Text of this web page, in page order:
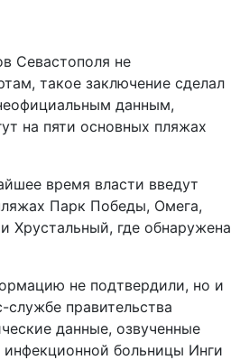
Севастополя не
такое заключение сделал
данным,
на пяти основных пляжах
время власти введут
Парк Победы, Омега,
Хрустальный, где обнаружена
не подтвердили, но и
службе правительства
данные, озвученные
инфекционной больницы Инги